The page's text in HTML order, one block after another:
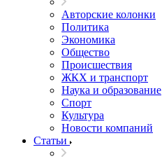
Авторские колонки
Политика
Экономика
Общество
Происшествия
ЖКХ и транспорт
Наука и образование
Спорт
Культура
Новости компаний
Статьи